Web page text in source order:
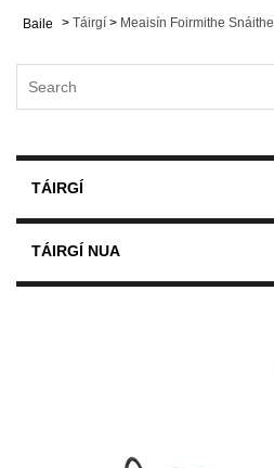
Baile > Táirgí > Meaisín Foirmithe Snáithe
TÁIRGÍ
TÁIRGÍ NUA